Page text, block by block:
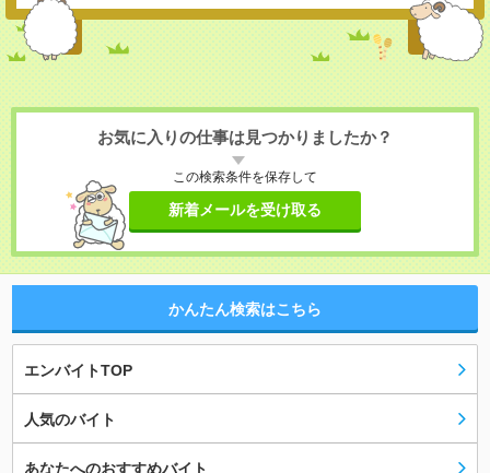
お気に入りの仕事は見つかりましたか？
この検索条件を保存して
新着メールを受け取る
かんたん検索はこちら
エンバイトTOP
人気のバイト
あなたへのおすすめバイト